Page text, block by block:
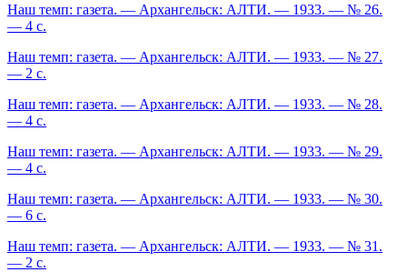
Наш темп: газета. — Архангельск: АЛТИ. — 1933. — № 26.
— 4 с.
Наш темп: газета. — Архангельск: АЛТИ. — 1933. — № 27.
— 2 с.
Наш темп: газета. — Архангельск: АЛТИ. — 1933. — № 28.
— 4 с.
Наш темп: газета. — Архангельск: АЛТИ. — 1933. — № 29.
— 4 с.
Наш темп: газета. — Архангельск: АЛТИ. — 1933. — № 30.
— 6 с.
Наш темп: газета. — Архангельск: АЛТИ. — 1933. — № 31.
— 2 с.